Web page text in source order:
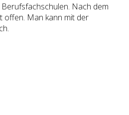
Nach dem
offen. Man kann mit der